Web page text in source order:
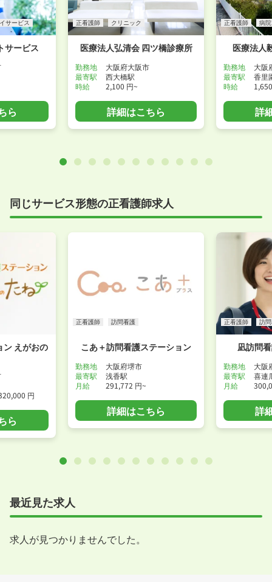
サービス
サービス
ら
正看護師 クリニック
医療法人弘清会 四ツ橋診療所
勤務地
大阪府大阪市
最寄駅
西大橋駅
時給
2,100 円~
詳細はこちら
正看護師 病院
医療法人
勤務地
大阪
最寄駅
香里
時給
詳
同じサービス形態の正看護師求人
ン えがおの
円
ら
正看護師 訪問看護
こあ＋訪問看護ステーション
勤務地
大阪府堺市
最寄駅
浅香駅
月給
291,772 円~
詳細はこちら
正看護師 訪
凪訪問
勤務地
大阪
最寄駅
喜連
月給
詳
最近見た求人
求人が見つかりませんでした。